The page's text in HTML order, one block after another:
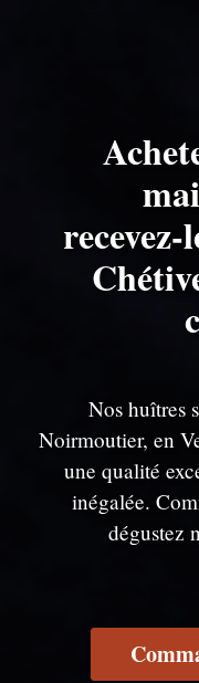
Nos huîtres
Noirmoutier, en
une qualité
inégalée.
dégustez